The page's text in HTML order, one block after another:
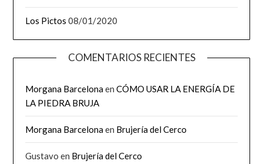
Los Pictos 08/01/2020
COMENTARIOS RECIENTES
Morgana BarcelonaenCÓMO USAR LA ENERGÍA DE
LA PIEDRA BRUJA
Morgana Barcelonaen Brujería del Cerco
Gustavo en Brujería del Cerco